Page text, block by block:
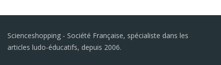
Scienceshopping - Société Française, spécialiste dans les
articles ludo-éducatifs, depuis 2006.